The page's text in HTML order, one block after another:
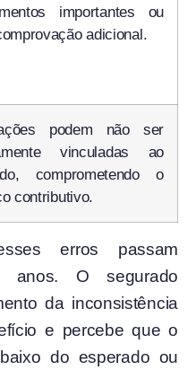
importantes ou
adicional.
podem não ser
vinculadas ao
comprometendo o
contributivo.
erros passam
anos. O segurado
da inconsistência
e percebe que o
do esperado ou